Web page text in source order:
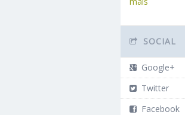
SOCIAL
Google+
Twitter
Facebook